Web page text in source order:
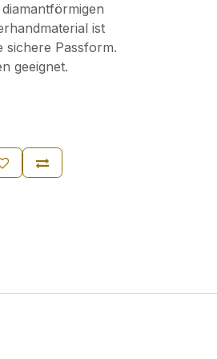
ist
sichere Passform.
geeignet.